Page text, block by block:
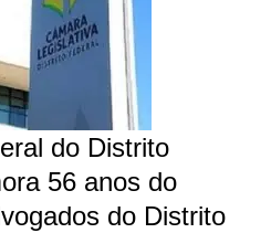
do Distrito
56 anos do
do Distrito